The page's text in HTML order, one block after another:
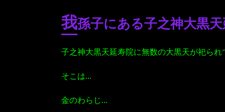
我孫子にある子之神大黒
子之神大黒天延寿院に無数の大黒天が祀ら
そこは…
金のわらじ…